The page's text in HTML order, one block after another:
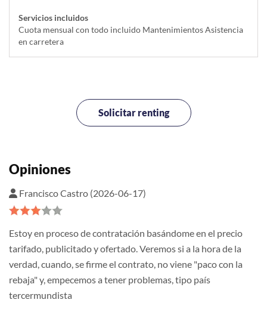
Servicios incluidos
Cuota mensual con todo incluido Mantenimientos Asistencia
en carretera
Solicitar renting
Opiniones
Francisco Castro (2026-06-17)
Estoy en proceso de contratación basándome en el precio
tarifado, publicitado y ofertado. Veremos si a la hora de la
verdad, cuando, se firme el contrato, no viene "paco con la
rebaja" y, empecemos a tener problemas, tipo país
tercermundista